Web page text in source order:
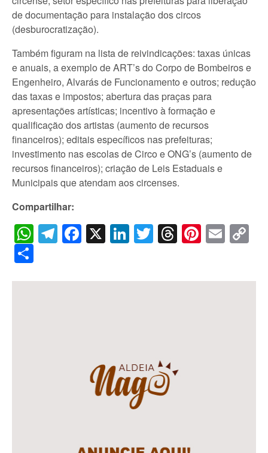
de documentação para instalação dos circos
(desburocratização).
Também figuram na lista de reivindicações: taxas únicas
e anuais, a exemplo de ART’s do Corpo de Bombeiros e
Engenheiro, Alvarás de Funcionamento e outros; redução
das taxas e impostos; abertura das praças para
apresentações artísticas; incentivo à formação e
qualificação dos artistas (aumento de recursos
financeiros); editais específicos nas prefeituras;
investimento nas escolas de Circo e ONG’s (aumento de
recursos financeiros); criação de Leis Estaduais e
Municipais que atendam aos circenses.
Compartilhar:
WhatsApp
Telegram
Facebook
X LinkedIn
Twitter
Threads